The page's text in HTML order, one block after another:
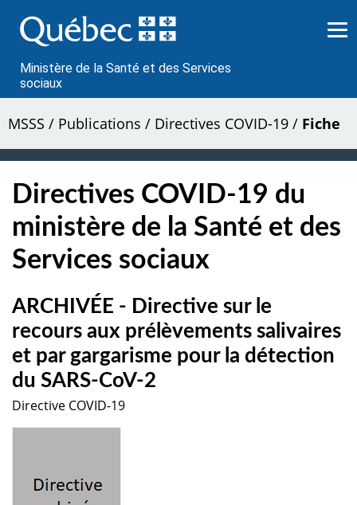
au
contenu
Ministère de la Santé et des Services
sociaux
MSSS / Publications / Directives COVID-19 / Fiche
Directives COVID-19 du
ministère de la Santé et des
Services sociaux
ARCHIVÉE - Directive sur le
recours aux prélèvements salivaires
et par gargarisme pour la détection
du SARS-CoV-2
Directive COVID-19